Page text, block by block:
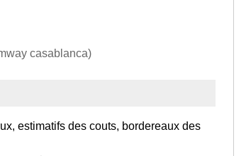
casablanca)
estimatifs des couts, bordereaux des